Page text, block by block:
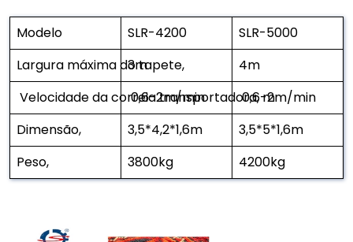
Modelo SLR-4200
SLR-5000
Largura máxima do tapete,
3m
4m
Velocidade da correia transportadora, m
0,6-2m/min
0,6-2m/min
Dimensão,
3,5*4,2*1,6m
3,5*5*1,6m
Peso,
3800kg 4200kg